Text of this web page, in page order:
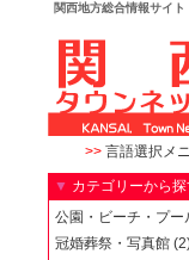
関西地方総合情報サイ
>>言語選択メ
▼ カテゴリーから
公園・ビーチ・プー
冠婚葬祭・写真館